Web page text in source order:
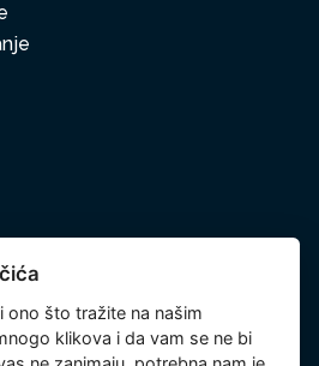
obrađivanih podataka
ono što tražite na našim
klikova i da vam se ne bi